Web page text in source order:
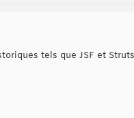
tels que JSF et